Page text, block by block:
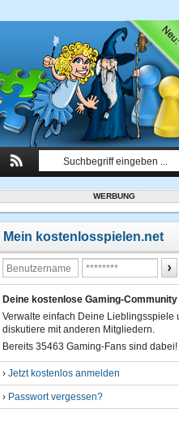
WERBUNG
Mein kostenlosspielen.net
Deine kostenlose Gaming-Community
Verwalte einfach Deine Lieblingsspiele
diskutiere mit anderen Mitgliedern.
Bereits 35463 Gaming-Fans sind dabei!
› Jetzt kostenlos anmelden
› Passwort vergessen?